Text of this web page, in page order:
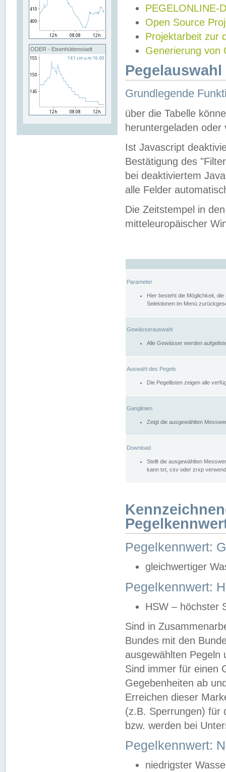
ODER - Eisenhüttenstadt
PEGELONLINE-
Open Source
Projektarbeit zur
Generierung von
Grundlegende
über die Tabelle
heruntergeladen oder
Ist Javascript
Bestätigung des
bei deaktiviertem
alle Felder
Die Zeitstempel in
mitteleuropäischer
Parameter
Hier besteht die Möglichkeit,
Selektionen im Menü
Gewässerauswahl
Alle Gewässer werden
Auswahl des Pegels
Die Pegellisten zeigen alle
Ganglinien
Zeigt die ausgewählten
Download
Stellt die ausgewählten
kann txt, csv oder zrxp
Pegelkennwert:
gleichwertiger
Pegelkennwert:
HSW – höchster
Sind in
Bundes mit den
ausgewählten
Sind immer für einen
Gegebenheiten ab
Erreichen dieser
(z.B. Sperrungen) für
bzw. werden bei
Pegelkennwert:
niedrigster